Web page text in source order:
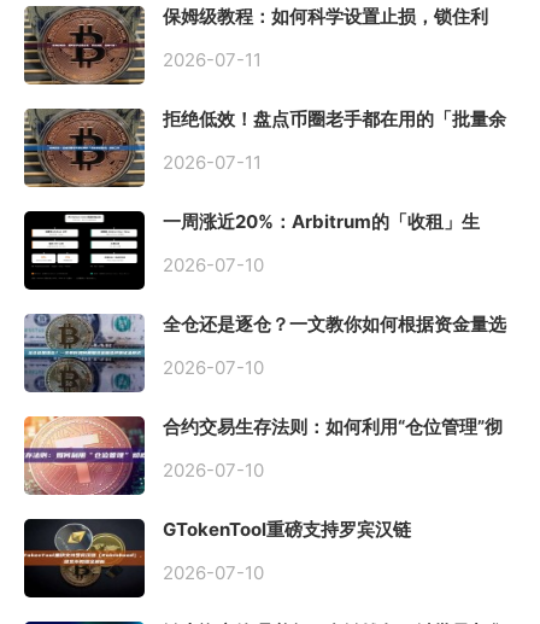
保姆级教程：如何科学设置止损，锁住利
2026-07-11
拒绝低效！盘点币圈老手都在用的「批量余
2026-07-11
一周涨近20%：Arbitrum的「收租」生
2026-07-10
全仓还是逐仓？一文教你如何根据资金量选
2026-07-10
合约交易生存法则：如何利用“仓位管理”彻
2026-07-10
GTokenTool重磅支持罗宾汉链
2026-07-10